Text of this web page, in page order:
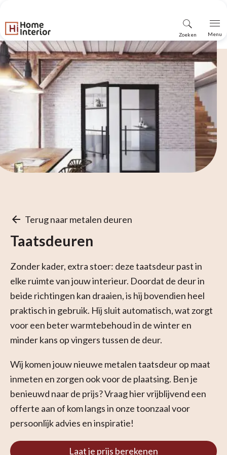
Zoeken Menu
Terug naar metalen deuren
Taatsdeuren
Zonder kader, extra stoer: deze taatsdeur past in
elke ruimte van jouw interieur. Doordat de deur in
beide richtingen kan draaien, is hij bovendien heel
praktisch in gebruik. Hij sluit automatisch, wat zorgt
voor een beter warmtebehoud in de winter en
minder kans op vingers tussen de deur.
Wij komen jouw nieuwe metalen taatsdeur op maat
inmeten en zorgen ook voor de plaatsing. Ben je
benieuwd naar de prijs? Vraag hier vrijblijvend een
offerte aan of kom langs in onze toonzaal voor
persoonlijk advies en inspiratie!
Laat je prijs berekenen